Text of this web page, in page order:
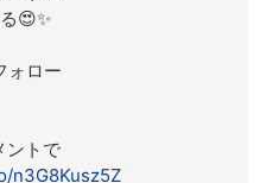
😍✨
ォロー
ントで
n3G8Kusz5Z